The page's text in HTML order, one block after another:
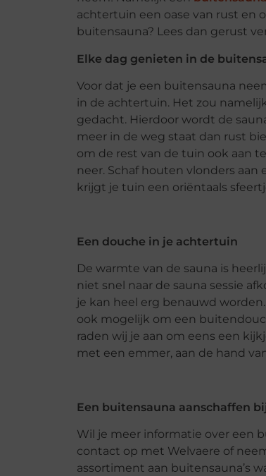
achtertuin een oase van rust en
buitensauna? Lees dan gerust
Elke dag genieten in de
Voor dat je een buitensauna
in de achtertuin. Het zou
gedacht. Hierdoor wordt de
meer in de weg staat dan rust
om de rest van de tuin ook aan
neer. Schaf houten vlonders
krijgt je tuin een oriëntaals
Een douche in je achtertuin
De warmte van de sauna is
niet snel naar de sauna sessie
je kan heel erg benauwd
ook mogelijk om een
raden wij je aan om eens een
met een emmer, aan de hand
Een buitensauna aanschaffen
Wil je meer informatie over een
contact op met Welvaere of
assortiment aan buitensauna’s